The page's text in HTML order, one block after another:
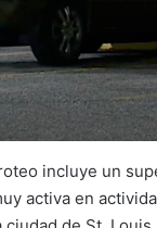
incluye un
activa en